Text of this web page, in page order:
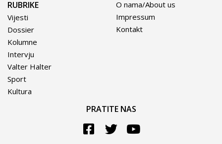
RUBRIKE
Vijesti
Dossier
Kolumne
Intervju
Valter Halter
Sport
Kultura
O nama/About us
Impressum
Kontakt
PRATITE NAS